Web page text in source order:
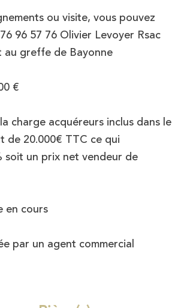
ou visite, vous pouvez
96 57 76 Olivier Levoyer Rsac
au greffe de Bayonne
€
charge acquéreurs inclus dans le
de 20.000€ TTC ce qui
soit un prix net vendeur de
en cours
par un agent commercial